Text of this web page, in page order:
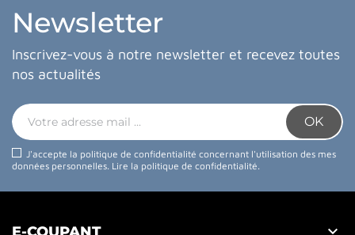
Newsletter
Inscrivez-vous à notre newsletter et recevez toutes
nos actualités
J'accepte la politique de confidentialité concernant l'utilisation des mes
données personnelles. Lire la politique de confidentialité.